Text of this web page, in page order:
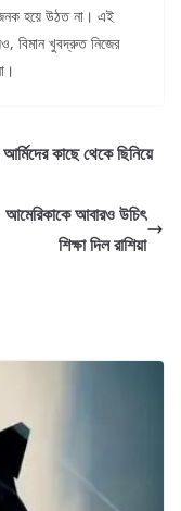
হয়ে উঠত না। এই
বিমান খুবদ্রুত নিজের
কাছে থেকে ছিনিয়ে
আমেরিকাকে আবারও উচিৎ
শিক্ষা দিল রাশিয়া